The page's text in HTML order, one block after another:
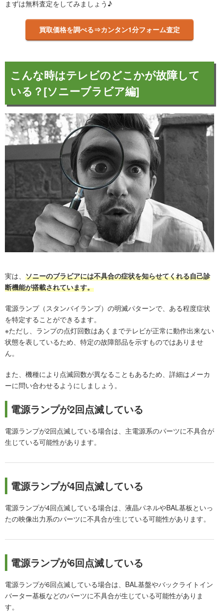
まずは無料査定をしてみましょう♪
買取価格を調べる⇒カンタン1分フォーム査定
こんな時はテレビのどこかが故障して
いる？[ソニーブラビア編]
実は、 ソニーのブラビアには不具合の症状を知らせてくれる自己診
断機能が搭載されています。
電源ランプ（スタンバイランプ）の明滅パターンで、ある程度症状
を特定することができるます。
※ただし、ランプの点灯回数はあくまでテレビが正常に動作出来ない
状態を表しているため、特定の故障部品を示すものではありませ
ん。
また、機種により点滅回数が異なることもあるため、詳細はメーカ
ーに問い合わせるようにしましょう。
電源ランプが2回点滅している
電源ランプが2回点滅している場合は、主電源系のパーツに不具合が
生じている可能性があります。
電源ランプが4回点滅している
電源ランプが4回点滅している場合は、液晶パネルやBAL基板といっ
たの映像出力系のパーツに不具合が生じている可能性があります。
電源ランプが6回点滅している
電源ランプが6回点滅している場合は、BAL基盤やバックライトイン
バーター基板などのパーツに不具合が生じている可能性がありま
す。